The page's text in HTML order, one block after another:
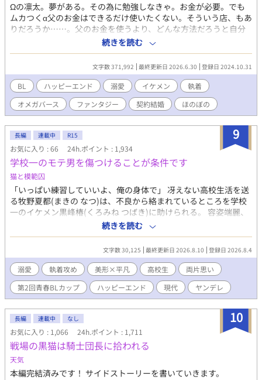
Ωの凛太。夢がある。その為に勉強しなきゃ。お金が必要。でも
ムカつくα父のお金はできるだけ使いたくない。そういう店、もあ
りだろうか……。父のお金を使うより、どんな方法だろうと自分
で稼いだ方がマシ……でもなぁやっぱりなぁ…と悩んでいた凛太
の前に、めちゃくちゃイケメンなαが現れた。 凛太はΩの要素が弱
い。ヒートはあるけど不定期だし、三日こもればなんとかなる。α
のフェロモンも感じないし、自身のも弱い。 なんだろこのイケメ
ン、と思っていたら、話している間に、変な話になってきた。 契
約結婚？ 期間三年？ その間は好きに勉強していい。その後
も、生活の面倒は見る。デメリットは、戸籍にバツイチがつくこ
と。え、全然いいかも……。お願いします！ トリプルエスラン
ク、紫の瞳を持つスーパーαのエリートの瑛士さんの、超高級マン
ション。最上階の隣の部屋。もし番になりたい人が居たら一緒に
暮らしてもいいよとか言うけど、一番勉強がしたいので！ 恋と
か分からないしと断る。 表に夫夫アピールはするけど、それ以外
は絡む必要もない、はずだったのに、なぜか瑛士さんは、オレの
部屋を訪ねてくる。そんな豪華でもない普通のオレのご飯を一緒
に食べるようになる。勉強してる横で、瑛士さんも仕事してる。
「何でここに？」「居心地よくて」「いいですけど」そんな日々
が続く。いろいろ距離がちかくなってきたある時、久しぶりにヒ
ート。三日間こもるんで来ないでください。この期間だけは一応
Ωなんで、と言ったオレに、一緒に居る、と、意味の分からない瑛
士さん。一応抑制剤はお互い打つけど、さすがにヒートは無理。
出てってと言ったら、一人でそんな辛そうにさせてたくない、
と。――ヒートを乗り越えてから関係が変わる。瑛士さん、なん
かやたら、距離が近くてあますぎて。そんな時、色んなツテで、
薬を作る夢の話が盛り上がってくる。Ωの対応や治験に向けて活
動を開始するようになる。夢に少しずつ近づくような。そんな
中、従来の抑制剤の治験の闇やΩたちへの許されない行為を耳に
する。少しずつ証拠をそろえていくと、それを良く思わない連中
が居て――。瑛士さんは、契約結婚をしてでも身辺に煩わしいこ
とをなくしたかったはずなのに、なぜかオレに関わってくる。仕
事も忙しいのに、時間を見つけては、側に居る。なんだか初の感
覚。でもオレ、勉強しなきゃ！なのに…？ と、αに可愛がられて
続きを読む
文字数 371,992 最終更新日 2026.6.30 登録日 2024.10.31
BL ハッピーエンド 溺愛 イケメン
執着
オメガバース
ファンタジー 契約結婚 ほのぼの
9
長編 連載中 R15
お気に入り : 66 24h.ポイント : 1,934
学校一のモテ男を傷つけることが条件です
猫と模範囚
「いっぱい練習していいよ、俺の身体で」 冴えない高校生活を送
る牧野夏都(まきの なつ)は、不良から絡まれているところを学校
一のイケメン黒峰椿(くろみね つばき)に助けられる。 容姿端麗、
成績優秀、気怠く大人びた雰囲気の最強モテ男……そんな椿が、
いじめられっ子の夏都を守る契約を持ちかけてきた。 ただしひと
つだけ条件がある。 それは椿の身体に傷痕を残すこと。 半ば脅さ
れる形で契約を受け入れた夏都を、椿は学校中が見ている前であ
からさまに特別扱いして可愛がる。 夏都への好意を隠そうとしな
い椿の甘い執着。なぜ夏都が選ばれたのかわからない。 放課後の
図書室、夏休みの旅行、文化祭。正反対な二人の奇妙な青春と恋
の話。 （完結保証）
続きを読む
文字数 30,125 最終更新日 2026.8.10 登録日 2026.8.4
溺愛 執着攻め 美形×平凡 高校生
両片思い
第2回青春BLカップ
ハッピーエンド 現代 ヤンデレ
10
長編 連載中 なし
お気に入り : 1,066 24h.ポイント : 1,711
戦場の黒猫は騎士団長に拾われる
天気
本編完結済みです！ サイドストーリーを書いていきます。